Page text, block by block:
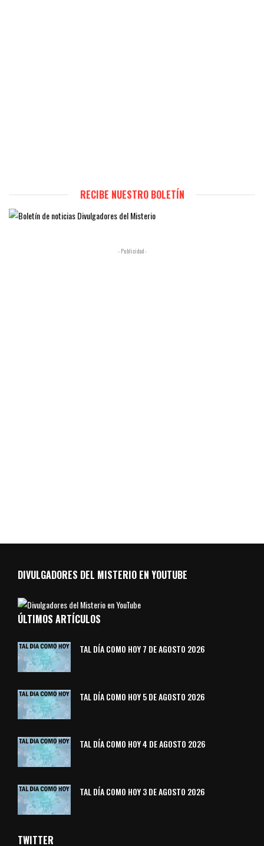
RECIBE NUESTRO BOLETÍN
- Publicidad -
DIVULGADORES DEL MISTERIO EN YOUTUBE
ÚLTIMOS ARTÍCULOS
TAL DÍA COMO HOY 7 DE AGOSTO 2026
TAL DÍA COMO HOY 5 DE AGOSTO 2026
TAL DÍA COMO HOY 4 DE AGOSTO 2026
TAL DÍA COMO HOY 3 DE AGOSTO 2026
TWITTER